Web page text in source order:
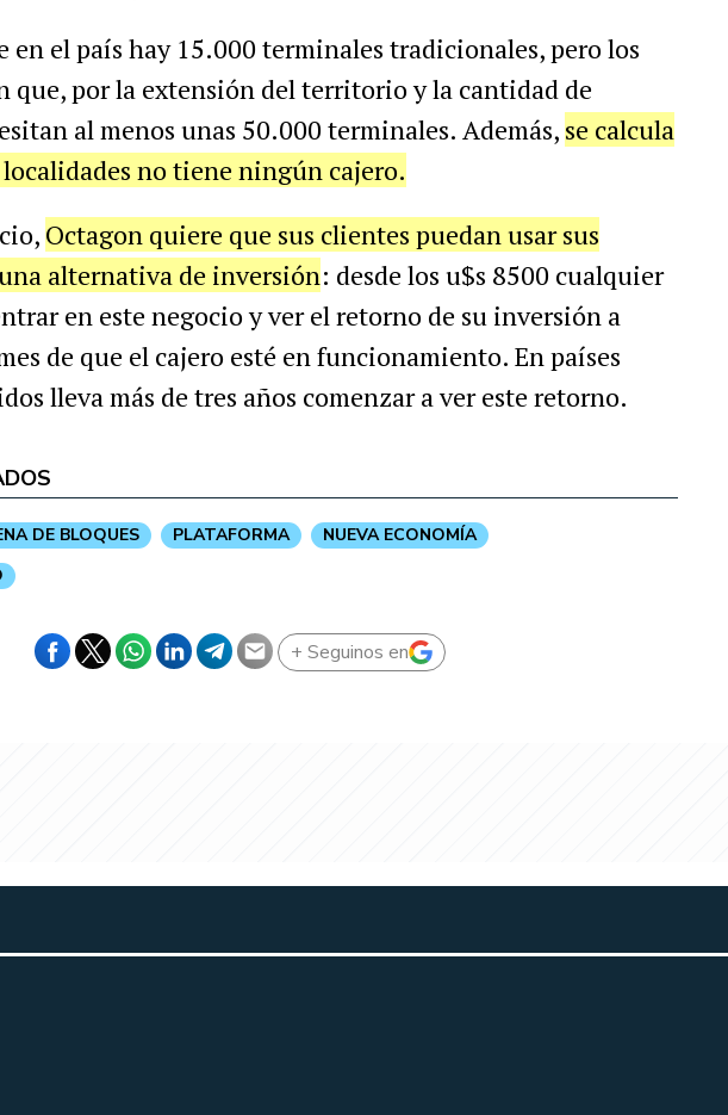
en el país hay 15.000 terminales tradicionales, pero los
que, por la extensión del territorio y la cantidad de
al menos unas 50.000 terminales. Además, se calcula
localidades no tiene ningún cajero.
Octagon quiere que sus clientes puedan usar sus
alternativa de inversión: desde los u$s 8500 cualquier
en este negocio y ver el retorno de su inversión a
de que el cajero esté en funcionamiento. En países
lleva más de tres años comenzar a ver este retorno.
DE BLOQUES PLATAFORMA
NUEVA ECONOMÍA
+ Seguinos en